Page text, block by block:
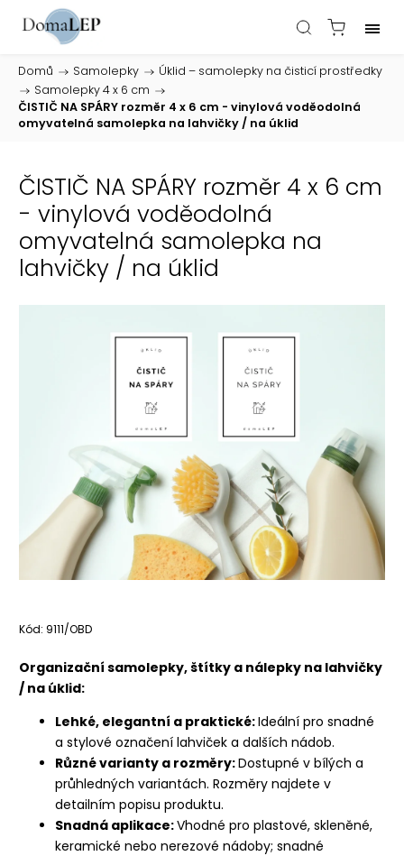
Domů / Samolepky /
Úklid – samolepky na čisticí prostředky
/
Samolepky 4 x 6 cm /
ČISTIČ NA SPÁRY rozměr 4 x 6 cm - vinylová voděodolná
omyvatelná samolepka na lahvičky / na úklid
ČISTIČ NA SPÁRY rozměr 4 x 6 cm
- vinylová voděodolná
omyvatelná samolepka na
lahvičky / na úklid
Kód: 9111/OBD
Organizační samolepky, štítky a nálepky na lahvičky
/ na úklid:
Lehké, elegantní a praktické:Ideální pro snadné
a stylové označení lahviček a dalších nádob.
Různé varianty a rozměry:Dostupné v bílých a
průhledných variantách. Rozměry najdete v
detailním popisu produktu.
Snadná aplikace:Vhodné pro plastové, skleněné,
keramické nebo nerezové nádoby; snadné